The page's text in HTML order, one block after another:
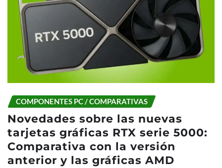
COMPONENTES PC / COMPARATIVAS
Novedades sobre las nuevas
tarjetas gráficas RTX serie 5000:
Comparativa con la versión
anterior y las gráficas AMD